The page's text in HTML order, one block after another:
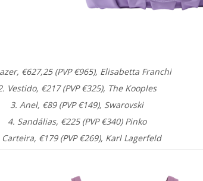
€627,25 (PVP €965), Elisabetta Franchi
Vestido, €217 (PVP €325), The Kooples
3. Anel, €89 (PVP €149), Swarovski
4. Sandálias, €225 (PVP €340) Pinko
€179 (PVP €269), Karl Lagerfeld